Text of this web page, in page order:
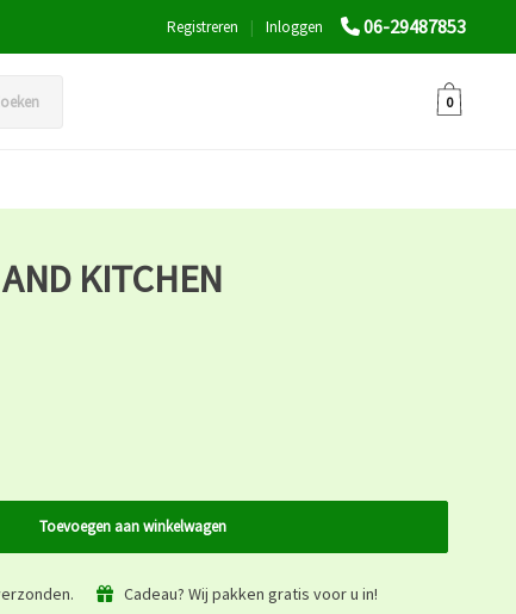
06-29487853
Inloggen
|
Registreren
0
KITCHEN
Toevoegen aan winkelwagen
Cadeau? Wij pakken gratis voor u in!